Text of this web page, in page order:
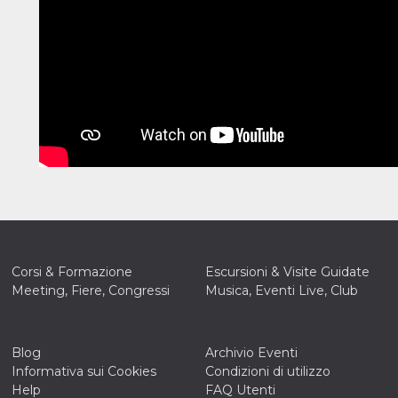
Corsi & Formazione
Escursioni & Visite Guidate
Meeting, Fiere, Congressi
Musica, Eventi Live, Club
Blog
Archivio Eventi
Informativa sui Cookies
Condizioni di utilizzo
Help
FAQ Utenti